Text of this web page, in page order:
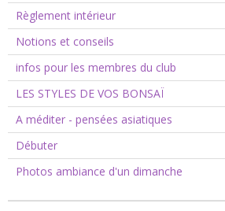
Règlement intérieur
Notions et conseils
infos pour les membres du club
LES STYLES DE VOS BONSAÏ
A méditer - pensées asiatiques
Débuter
Photos ambiance d'un dimanche